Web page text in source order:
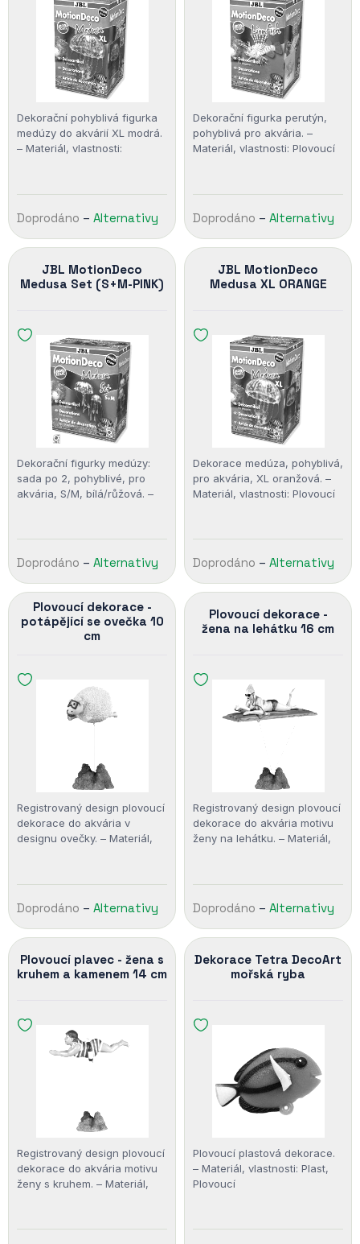
Dekorační pohyblivá figurka
medúzy do akvárií XL modrá.
– Materiál, vlastnosti:
Doprodáno – Alternativy
Dekorační figurka perutýn,
pohyblivá pro akvária. –
Materiál, vlastnosti: Plovoucí
Doprodáno – Alternativy
JBL MotionDeco
Medusa Set (S+M-PINK)
Dekorační figurky medúzy:
sada po 2, pohyblivé, pro
akvária, S/M, bílá/růžová. –
Doprodáno – Alternativy
JBL MotionDeco
Medusa XL ORANGE
Dekorace medúza, pohyblivá,
pro akvária, XL oranžová. –
Materiál, vlastnosti: Plovoucí
Doprodáno – Alternativy
Plovoucí dekorace -
potápějící se ovečka 10
cm
Registrovaný design plovoucí
dekorace do akvária v
designu ovečky. – Materiál,
Doprodáno – Alternativy
Plovoucí dekorace -
žena na lehátku 16 cm
Registrovaný design plovoucí
dekorace do akvária motivu
ženy na lehátku. – Materiál,
Doprodáno – Alternativy
Plovoucí plavec - žena s
kruhem a kamenem 14 cm
Registrovaný design plovoucí
dekorace do akvária motivu
ženy s kruhem. – Materiál,
Dekorace Tetra DecoArt
mořská ryba
Plovoucí plastová dekorace.
– Materiál, vlastnosti: Plast,
Plovoucí